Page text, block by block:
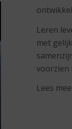
Leren
met
voorzien
Lees